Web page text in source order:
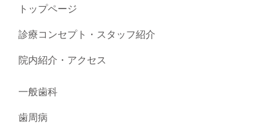
トップページ
診療コンセプト・スタッフ紹介
院内紹介・アクセス
一般歯科
歯周病